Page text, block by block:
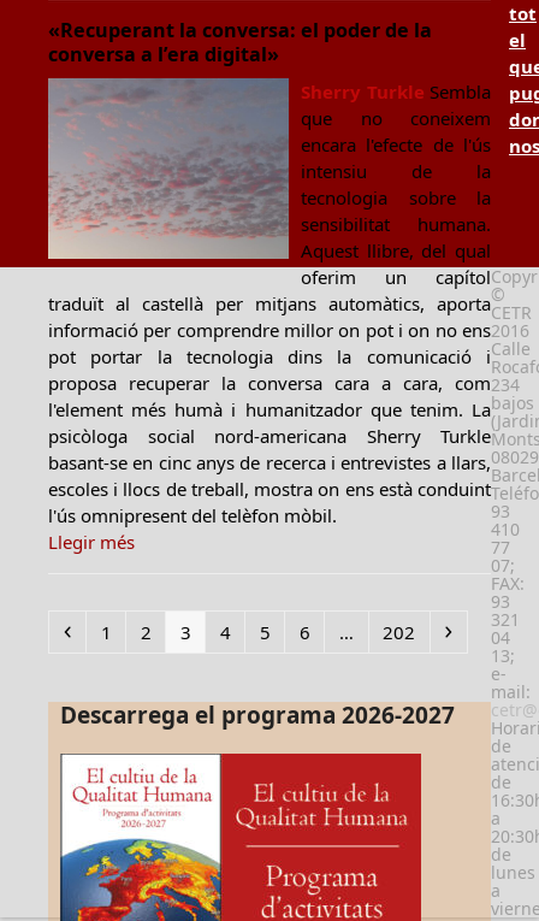
«Recuperant la conversa: el poder de la
conversa a l’era digital»
Sherry Turkle Sembla
que no coneixem
encara l'efecte de l'ús
intensiu de la
tecnologia sobre la
sensibilitat humana.
Aquest llibre, del qual
oferim un capítol
traduït al castellà per mitjans automàtics, aporta
informació per comprendre millor on pot i on no ens
pot portar la tecnologia dins la comunicació i
proposa recuperar la conversa cara a cara, com
l'element més humà i humanitzador que tenim. La
psicòloga social nord-americana Sherry Turkle
basant-se en cinc anys de recerca i entrevistes a llars,
escoles i llocs de treball, mostra on ens està conduint
l'ús omnipresent del telèfon mòbil.
Llegir més
Previous
Page
1 Page
2 Page
3 Page
4 Page
5 Page
6 … Page
202 Next
Descarrega el programa 2026-2027
tot
el
nos
©
CETR
2016
Calle
234
bajos
08029
93
410
77
07;
FAX:
93
321
04
13;
e-
mail:
de
de
a
de
lunes
a